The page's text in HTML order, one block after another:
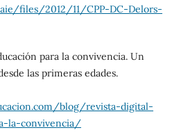
files/2012/11/CPP-DC-Delors-
para la convivencia. Un
las primeras edades.
blog/revista-digital-
la-convivencia/